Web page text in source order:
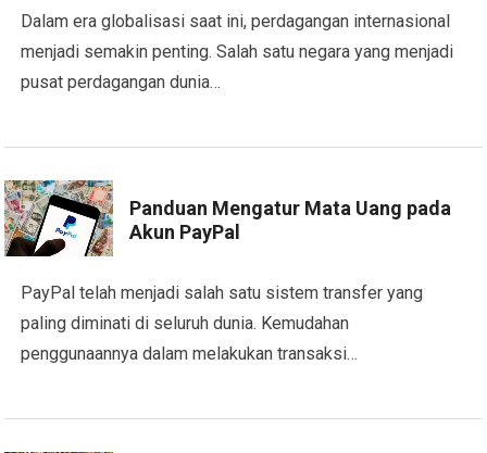
Dalam era globalisasi saat ini, perdagangan internasional
menjadi semakin penting. Salah satu negara yang menjadi
pusat perdagangan dunia…
Panduan Mengatur Mata Uang pada
Akun PayPal
PayPal telah menjadi salah satu sistem transfer yang
paling diminati di seluruh dunia. Kemudahan
penggunaannya dalam melakukan transaksi…